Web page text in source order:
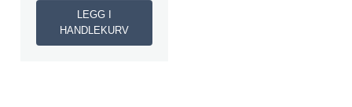
LEGG I
HANDLEKURV